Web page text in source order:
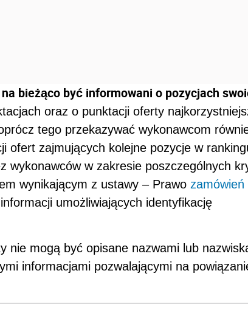
bieżąco być informowani o pozycjach
oraz o punktacji oferty
tego przekazywać wykonawcom
ofert zajmujących kolejne pozycje w
wykonawców w zakresie poszczególnych
wynikającym z ustawy – Prawo zamówień
umożliwiających identyfikację
nie mogą być opisane nazwami lub
informacjami pozwalającymi na